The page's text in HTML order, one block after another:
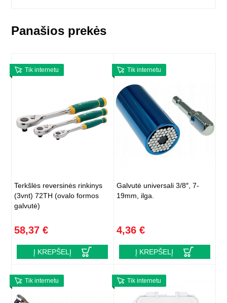
Panašios prekės
Tik internetu
Terkšlės reversinės rinkinys
(3vnt) 72TH (ovalo formos
galvutė)
58,37 €
Į KREPŠELĮ
Tik internetu
Galvutė universali 3/8″, 7-
19mm, ilga.
4,36 €
Į KREPŠELĮ
Tik internetu Tik internetu